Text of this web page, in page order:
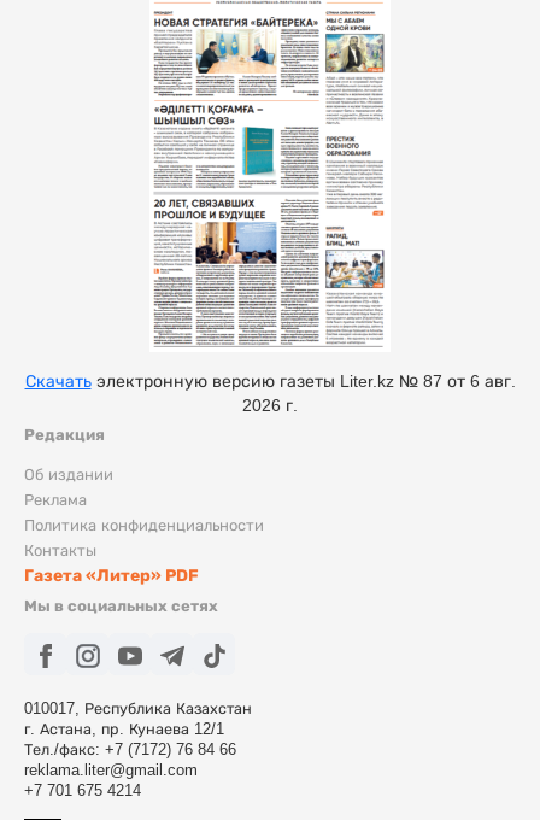
Редакция
Об издании
Реклама
Политика конфиденциальности
Контакты
Газета «Литер» PDF
Мы в социальных сетях
010017, Республика Казахстан
г. Астана, пр. Кунаева 12/1
Тел./факс: +7 (7172) 76 84 66
reklama.liter@gmail.com
+7 701 675 4214
Скачатьэлектронную версию газеты Liter.kz № 87 от 6 авг.
2026 г.